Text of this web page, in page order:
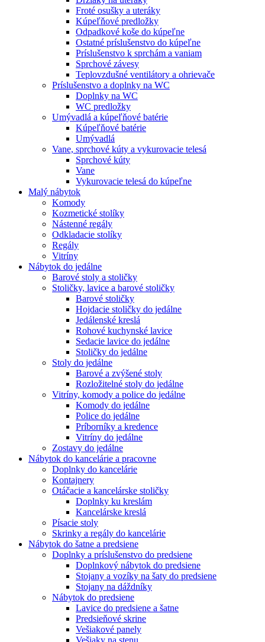
Froté osušky a uteráky
Kúpeľňové predložky
Odpadkové koše do kúpeľne
Ostatné príslušenstvo do kúpeľne
Príslušenstvo k sprchám a vaniam
Sprchové závesy
Teplovzdušné ventilátory a ohrievače
Príslušenstvo a doplnky na WC
Doplnky na WC
WC predložky
Umývadlá a kúpeľňové batérie
Kúpeľňové batérie
Umývadlá
Vane, sprchové kúty a vykurovacie telesá
Sprchové kúty
Vane
Vykurovacie telesá do kúpeľne
Malý nábytok
Komody
Kozmetické stolíky
Nástenné regály
Odkladacie stolíky
Regály
Vitríny
Nábytok do jedálne
Barové stoly a stoličky
Stoličky, lavice a barové stoličky
Barové stoličky
Hojdacie stoličky do jedálne
Jedálenské kreslá
Rohové kuchynské lavice
Sedacie lavice do jedálne
Stoličky do jedálne
Stoly do jedálne
Barové a zvýšené stoly
Rozložitelné stoly do jedálne
Vitríny, komody a police do jedálne
Komody do jedálne
Police do jedálne
Príborníky a kredence
Vitríny do jedálne
Zostavy do jedálne
Nábytok do kancelárie a pracovne
Doplnky do kancelárie
Kontajnery
Otáčacie a kancelárske stoličky
Doplnky ku kreslám
Kancelárske kreslá
Písacie stoly
Skrinky a regály do kancelárie
Nábytok do šatne a predsiene
Doplnky a príslušenstvo do predsiene
Doplnkový nábytok do predsiene
Stojany a vozíky na šaty do predsiene
Stojany na dáždníky
Nábytok do predsiene
Lavice do predsiene a šatne
Predsieňové skrine
Vešiakové panely
Vešiaky na stenu